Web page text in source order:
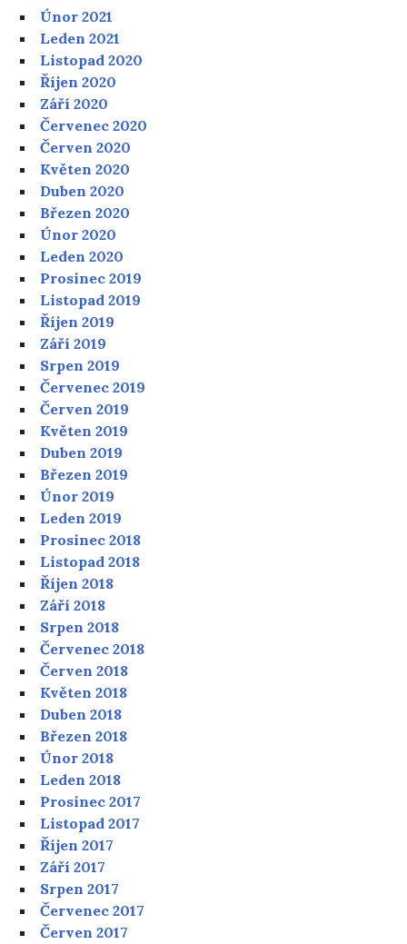
Únor 2021
Leden 2021
Listopad 2020
Říjen 2020
Září 2020
Červenec 2020
Červen 2020
Květen 2020
Duben 2020
Březen 2020
Únor 2020
Leden 2020
Prosinec 2019
Listopad 2019
Říjen 2019
Září 2019
Srpen 2019
Červenec 2019
Červen 2019
Květen 2019
Duben 2019
Březen 2019
Únor 2019
Leden 2019
Prosinec 2018
Listopad 2018
Říjen 2018
Září 2018
Srpen 2018
Červenec 2018
Červen 2018
Květen 2018
Duben 2018
Březen 2018
Únor 2018
Leden 2018
Prosinec 2017
Listopad 2017
Říjen 2017
Září 2017
Srpen 2017
Červenec 2017
Červen 2017